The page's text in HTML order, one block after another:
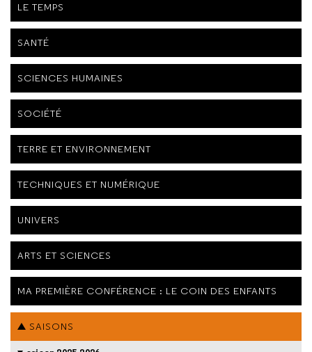
LE TEMPS
SANTÉ
SCIENCES HUMAINES
SOCIÉTÉ
TERRE ET ENVIRONNEMENT
TECHNIQUES ET NUMÉRIQUE
UNIVERS
ARTS ET SCIENCES
MA PREMIÈRE CONFÉRENCE : LE COIN DES ENFANTS
SAISONS